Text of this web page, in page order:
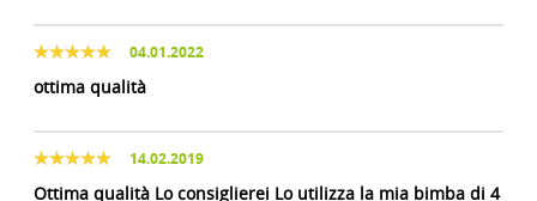
04.01.2022
ottima qualità
14.02.2019
Ottima qualità Lo consiglierei Lo utilizza la mia bimba di 4